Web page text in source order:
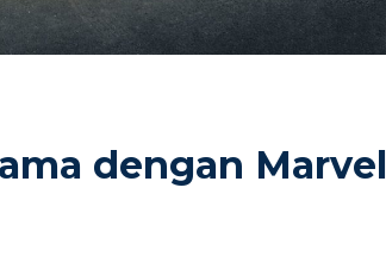
dengan Marvel